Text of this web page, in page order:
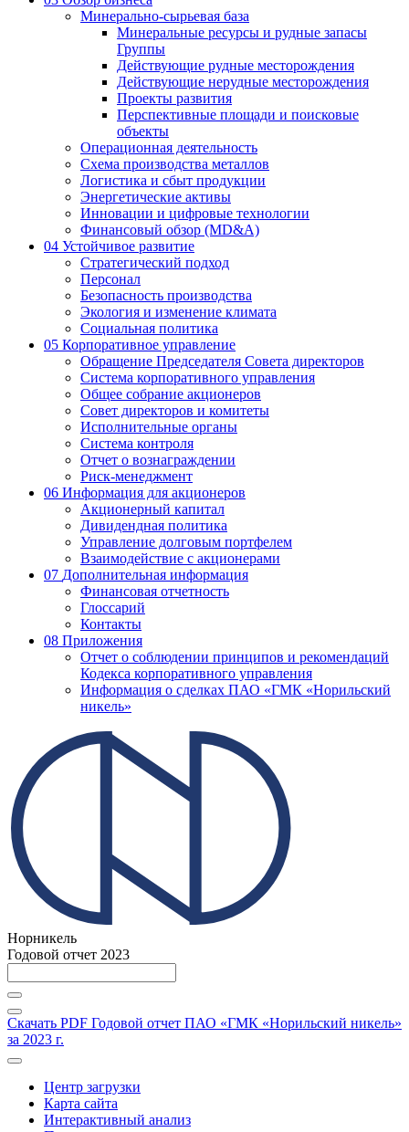
Минерально-сырьевая база
Минеральные ресурсы и рудные запасы
Группы
Действующие рудные месторождения
Действующие нерудные месторождения
Проекты развития
Перспективные площади и поисковые
объекты
Операционная деятельность
Схема производства металлов
Логистика и сбыт продукции
Энергетические активы
Инновации и цифровые технологии
Финансовый обзор (MD&A)
04 Устойчивое развитие
Стратегический подход
Персонал
Безопасность производства
Экология и изменение климата
Социальная политика
05 Корпоративное управление
Обращение Председателя Совета директоров
Система корпоративного управления
Общее собрание акционеров
Совет директоров и комитеты
Исполнительные органы
Система контроля
Отчет о вознаграждении
Риск-менеджмент
06 Информация для акционеров
Акционерный капитал
Дивидендная политика
Управление долговым портфелем
Взаимодействие с акционерами
07 Дополнительная информация
Финансовая отчетность
Глоссарий
Контакты
08 Приложения
Отчет о соблюдении принципов и рекомендаций
Кодекса корпоративного управления
Информация о сделках ПАО «ГМК «Норильский
никель»
Норникель
Годовой отчет 2023
Скачать PDF Годовой отчет ПАО «ГМК «Норильский никель»
за 2023 г.
Центр загрузки
Карта сайта
Интерактивный анализ